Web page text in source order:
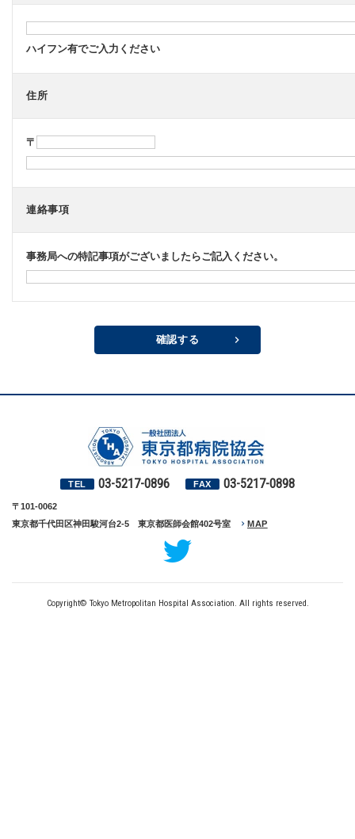
ハイフン有でご入力ください
住所
〒
連絡事項
事務局への特記事項がございましたらご記入ください。
確認する
TEL 03-5217-0896 FAX 03-5217-0898
〒101-0062
東京都千代田区神田駿河台2-5 東京都医師会館402号室
MAP
Copyright© Tokyo Metropolitan Hospital Association. All rights reserved.